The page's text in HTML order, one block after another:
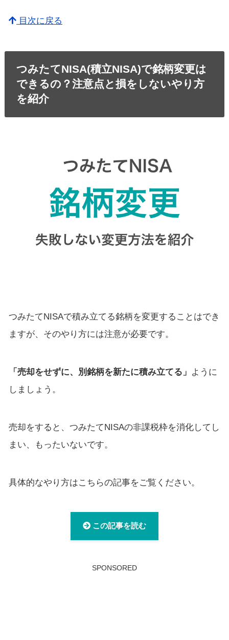
目次に戻る
つみたてNISA(積立NISA)で銘柄変更は
できるの？注意点と損をしないやり方
を紹介
つみたてNISAで積み立てる銘柄を変更することはでき
ますが、そのやり方には注意が必要です。
「売却をせずに、別銘柄を新たに積み立てる」 ように
しましょう。
売却をすると、つみたてNISAの非課税枠を消化してし
まい、もったいないです。
具体的なやり方はこちらの記事をご覧ください。
この記事を読む
SPONSORED